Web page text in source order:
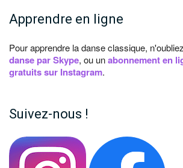
Apprendre en ligne
Pour apprendre la danse classique,
danse par Skype, ou unabonnement en
gratuits sur Instagram.
Suivez-nous !